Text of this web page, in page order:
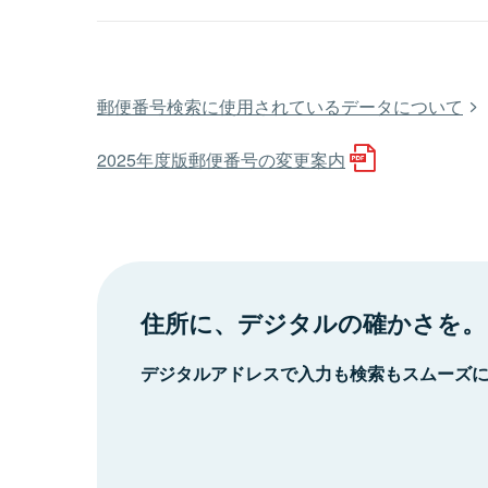
郵便番号検索に使用されているデータについて
2025年度版郵便番号の変更案内
住所に、デジタルの確かさを。
デジタルアドレスで入力も検索もスムーズ